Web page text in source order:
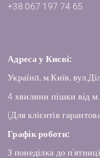
+38 067 197 74 65
Адреса у Києві:
Українa, м.Київ,
4 хвилини пішки від
(Для клієнтів
Графік роботи:
З понеділка до